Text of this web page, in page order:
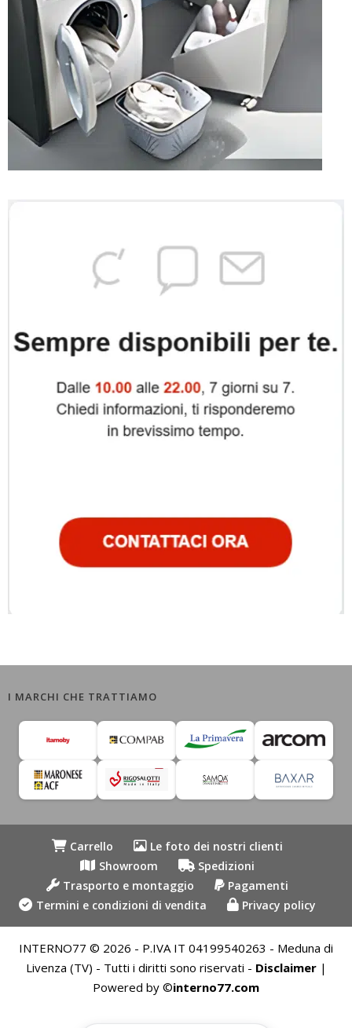
I MARCHI CHE TRATTIAMO
Carrello
Le foto dei nostri clienti
Showroom
Spedizioni
Trasporto e montaggio
Pagamenti
Termini e condizioni di vendita
Privacy policy
INTERNO77 © 2026 - P.IVA IT 04199540263 - Meduna di
Livenza (TV) - Tutti i diritti sono riservati - Disclaimer|
Powered by ©interno77.com